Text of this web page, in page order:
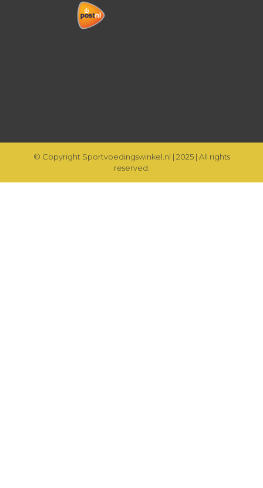
© Copyright Sportvoedingswinkel.nl | 2025 | All rights
reserved.